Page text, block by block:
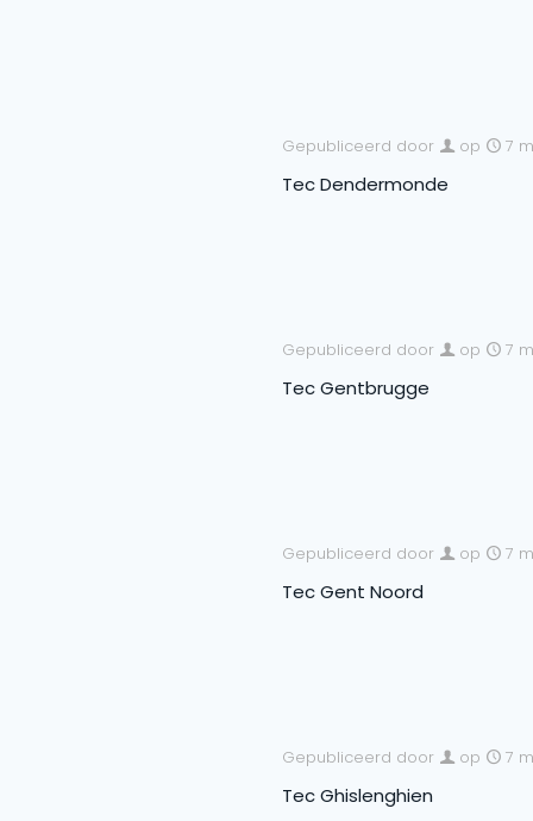
Gepubliceerd door op 7
Tec Dendermonde
Gepubliceerd door op 7
Tec Gentbrugge
Gepubliceerd door op 7
Tec Gent Noord
Gepubliceerd door op 7
Tec Ghislenghien